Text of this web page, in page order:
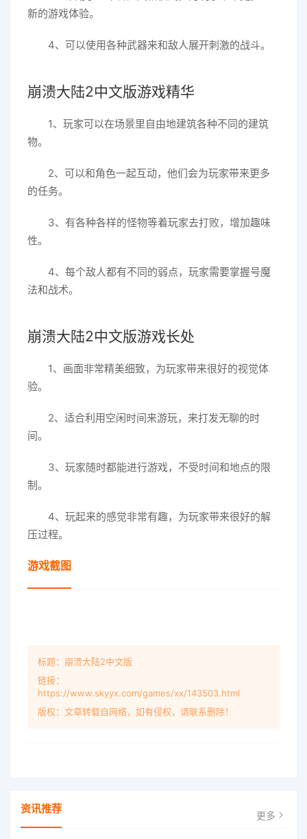
新的游戏体验。
4、可以使用各种武器来和敌人展开刺激的战斗。
崩溃大陆2中文版游戏精华
1、玩家可以在场景里自由地建筑各种不同的建筑
物。
2、可以和角色一起互动，他们会为玩家带来更多
的任务。
3、有各种各样的怪物等着玩家去打败，增加趣味
性。
4、每个敌人都有不同的弱点，玩家需要掌握号魔
法和战术。
崩溃大陆2中文版游戏长处
1、画面非常精美细致，为玩家带来很好的视觉体
验。
2、适合利用空闲时间来游玩，来打发无聊的时
间。
3、玩家随时都能进行游戏，不受时间和地点的限
制。
4、玩起来的感觉非常有趣，为玩家带来很好的解
压过程。
游戏截图
标题：崩溃大陆2中文版
链接：
https://www.skyyx.com/games/xx/143503.html
版权：文章转载自网络，如有侵权，请联系删除！
资讯推荐 更多